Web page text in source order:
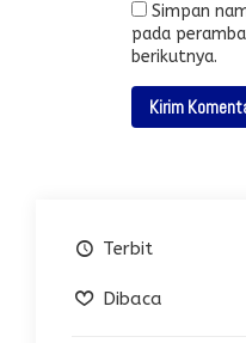
Simpan
pada
berikutnya.
Terbit
Dibaca